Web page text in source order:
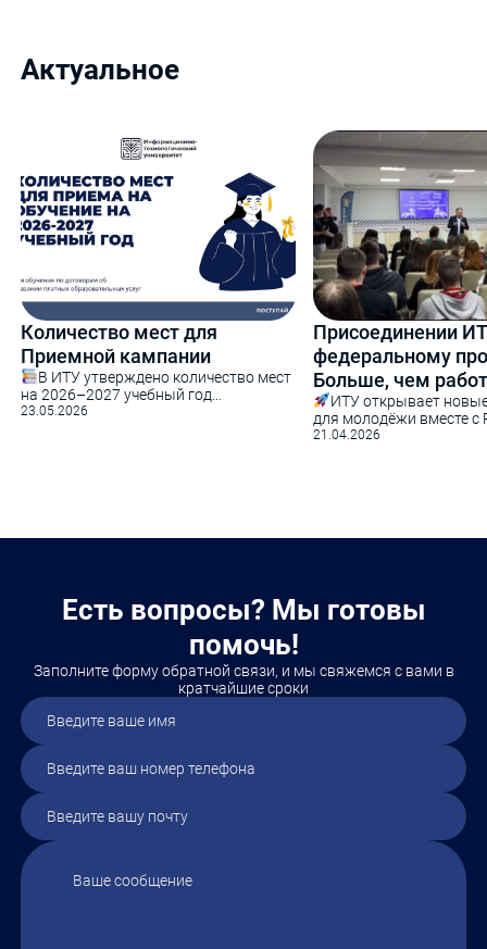
Актуальное
Количество мест для
Приемной кампании
В ИТУ утверждено количество мест
на 2026–2027 учебный год
Информационно-технологический
муниципальное управление
Юриспруденция Обучение
23.05.2026
Присоединении
федеральному
Больше, чем
ИТУ открывает
для молодёжи вместе
Информационно-
вклад в будущее —
проект…
21.04.2026
Есть вопросы? Мы готовы
помочь!
Заполните форму обратной связи, и мы свяжемся с вами в
кратчайшие сроки